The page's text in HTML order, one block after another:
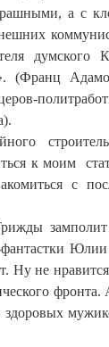
а с
(Франц
к моим
с
замполит
фантастки
Ну не
здоровых